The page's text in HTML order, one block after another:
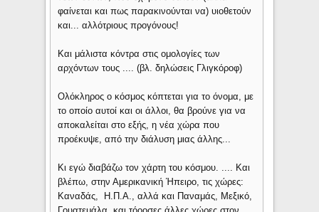
φαίνεται και πως παρακινούνται να) υιοθετούν
και... αλλότριους προγόνους!
Και μάλιστα κόντρα στις ομολογίες των
αρχόντων τους .... (βλ. δηλώσεις Γλιγκόροφ)
Ολόκληρος ο κόσμος κόπτεται για το όνομα, με
το οποίο αυτοί και οι άλλοι, θα βρούνε για να
αποκαλείται στο εξής, η νέα χώρα που
προέκυψε, από την διάλυση μιας άλλης...
Κι εγώ διαβάζω τον χάρτη του κόσμου. .... Και
βλέπω, στην Αμερικανική Ήπειρο, τις χώρες:
Καναδάς, Η.Π.Α., αλλά και Παναμάς, Μεξικό,